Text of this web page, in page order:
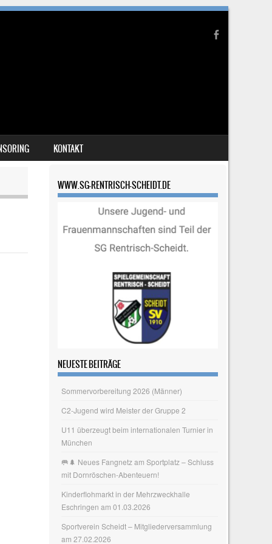
KONTAKT
WWW.SG-RENTRISCH-SCHEIDT.DE
NEUESTE BEITRÄGE
Sommervorbereitung 2026 (Männer)
C2-Jugend wird Meister der Gruppe 2
U11 überzeugt beim internationalen Turnier in
München
🥅🌲 Neues Fangnetz am Sportplatz – Schluss
mit Dornröschen‑Abenteuern!
Kinderflohmarkt in der Mehrzweckhalle
Eschringen am 01.03.2026
Sportverein Scheidt – Mitgliederversammlung
am 27.02.2026